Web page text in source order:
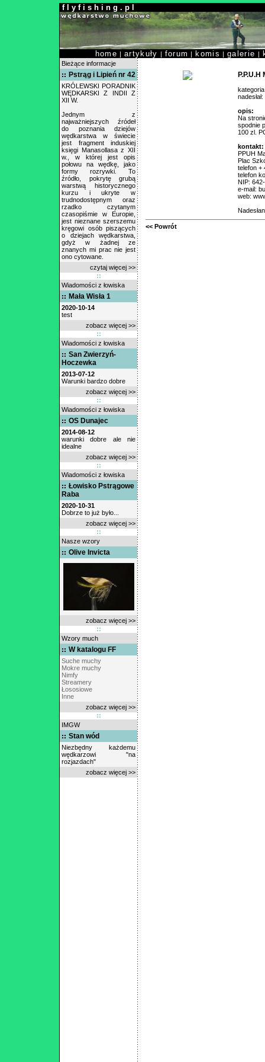
f l y f i s h i n g . p l
home |artykuły | forum | komis |galerie |
Bieżące informacje
Pstrąg i Lipień nr 42
KRÓLEWSKI PORADNIK
WĘDKARSKI Z INDII Z
XII W.
Jednym z
najważniejszych źródeł
do poznania dziejów
wędkarstwa w świecie
jest fragment induskiej
księgi Manasollasa z XII
w., w której jest opis
połowu na wędkę, jako
formy rozrywki. To
źródło, pokrytę grubą
warstwą historycznego
kurzu i ukryte w
trudnodostępnym oraz
rzadko czytanym
czasopiśmie w Europie,
jest nieznane szerszemu
kręgowi osób piszących
o dziejach wędkarstwa,
gdyż w żadnej ze
znanych mi prac nie jest
ono cytowane.
czytaj więcej >>
Wiadomości z łowiska
Mała Wisła 1
2020-10-14
test
zobacz więcej >>
Wiadomości z łowiska
San Zwierzyń-
Hoczewka
2013-07-12
Warunki bardzo dobre
zobacz więcej >>
Wiadomości z łowiska
OS Dunajec
2014-08-12
warunki dobre ale nie
idealne
zobacz więcej >>
Wiadomości z łowiska
Łowisko Pstrągowe
Raba
2020-10-31
Dobrze to już było...
zobacz więcej >>
Nasze wzory
Olive Invicta
zobacz więcej >>
Wzory much
W katalogu FF
Suche muchy
Mokre muchy
Nimfy
Streamery
Łososiowe
Inne
zobacz więcej >>
IMGW
Stan wód
Niezbędny każdemu
wędkarzowi "na
rozjazdach"
zobacz więcej >>
nadesłał:
opis:
Na
spodnie
100 zl.
kontakt:
PPUH
Plac
telefon +
telefon
NIP:
e-mail:
web:
<< Powrót